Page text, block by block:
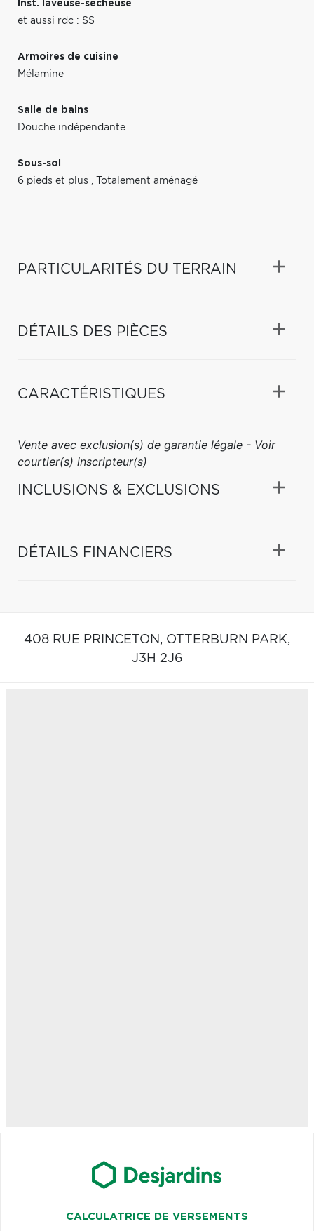
Inst. laveuse-sécheuse
et aussi rdc : SS
Armoires de cuisine
Mélamine
Salle de bains
Douche indépendante
Sous-sol
6 pieds et plus , Totalement aménagé
PARTICULARITÉS DU TERRAIN
DÉTAILS DES PIÈCES
CARACTÉRISTIQUES
Vente avec exclusion(s) de garantie légale - Voir
courtier(s) inscripteur(s)
INCLUSIONS & EXCLUSIONS
DÉTAILS FINANCIERS
408 RUE PRINCETON, OTTERBURN PARK,
J3H 2J6
CALCULATRICE DE VERSEMENTS